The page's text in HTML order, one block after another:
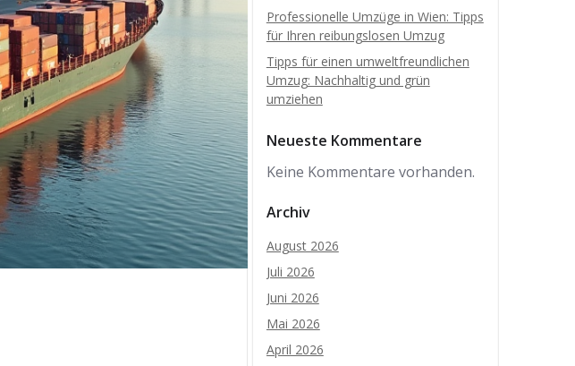
Professionelle Umzüge in Wien: Tipps
für Ihren reibungslosen Umzug
Tipps für einen umweltfreundlichen
Umzug: Nachhaltig und grün
umziehen
Neueste Kommentare
Keine Kommentare vorhanden.
Archiv
August 2026
Juli 2026
Juni 2026
Mai 2026
April 2026